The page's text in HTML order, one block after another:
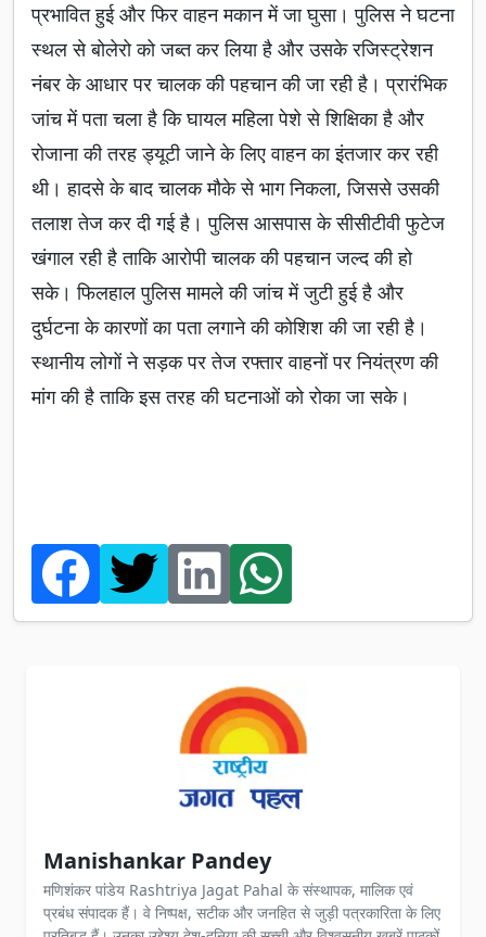
प्रभावित हुई और फिर वाहन मकान में जा घुसा। पुलिस ने घटना
स्थल से बोलेरो को जब्त कर लिया है और उसके रजिस्ट्रेशन
नंबर के आधार पर चालक की पहचान की जा रही है। प्रारंभिक
जांच में पता चला है कि घायल महिला पेशे से शिक्षिका है और
रोजाना की तरह ड्यूटी जाने के लिए वाहन का इंतजार कर रही
थी। हादसे के बाद चालक मौके से भाग निकला, जिससे उसकी
तलाश तेज कर दी गई है। पुलिस आसपास के सीसीटीवी फुटेज
खंगाल रही है ताकि आरोपी चालक की पहचान जल्द की हो
सके। फिलहाल पुलिस मामले की जांच में जुटी हुई है और
दुर्घटना के कारणों का पता लगाने की कोशिश की जा रही है।
स्थानीय लोगों ने सड़क पर तेज रफ्तार वाहनों पर नियंत्रण की
मांग की है ताकि इस तरह की घटनाओं को रोका जा सके।
Manishankar Pandey
मणिशंकर पांडेय Rashtriya Jagat Pahal के संस्थापक, मालिक एवं
प्रबंध संपादक हैं। वे निष्पक्ष, सटीक और जनहित से जुड़ी पत्रकारिता के लिए